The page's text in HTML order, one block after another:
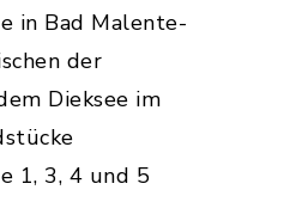
in Bad Malente-
der
Dieksee im
1, 3, 4 und 5